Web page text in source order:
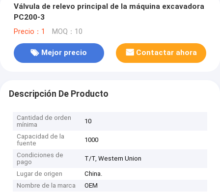
Válvula de relevo principal de la máquina excavadora
PC200-3
Precio：1 MOQ：10
Mejor precio Contactar ahora
Descripción De Producto
Cantidad de orden
mínima
10
Capacidad de la
fuente
1000
Condiciones de
pago
T/T, Western Union
Lugar de origen
China.
Nombre de la marca
OEM